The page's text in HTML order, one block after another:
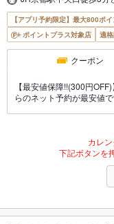
【アプリ予約限定】最大800ポ
ポイントプラス対象店
適
クーポン
【最安値保障!!(300円
らのネット予約が最安値
カレ
下記ボタンを